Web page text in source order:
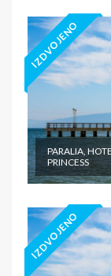
IZDVOJENO
PARALIA,
PRINCESS
IZDVOJENO